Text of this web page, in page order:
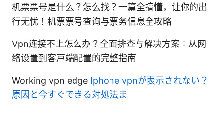
机票票号是什么？怎么找？一篇全搞懂，让你的出
行无忧！机票票号查询与票务信息全攻略
Vpn连接不上怎么办？全面排查与解决方案：从网
络设置到客户端配置的完整指南
Working vpn edge Iphone vpnが表示されない？
原因と今すぐできる対処法ま